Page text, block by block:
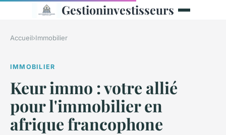
Gestioninvestisseurs
Accueil›Immobilier
IMMOBILIER
Keur immo : votre allié
pour l'immobilier en
afrique francophone